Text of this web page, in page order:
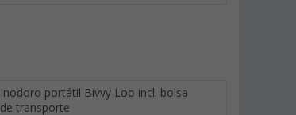
Inodoro portátil Bivvy Loo incl. bolsa
de transporte